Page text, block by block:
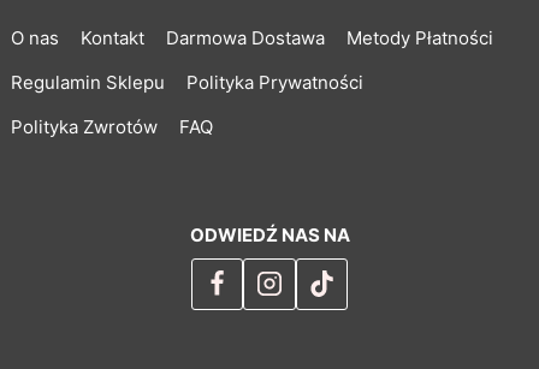
O nas Kontakt Darmowa Dostawa
Metody Płatności
Regulamin Sklepu
Polityka Prywatności
Polityka Zwrotów
FAQ
ODWIEDŹ NAS NA